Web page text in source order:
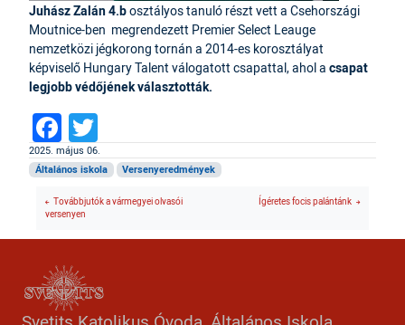
Juhász Zalán 4.bosztályos tanuló részt vett a Csehországi
Moutnice-ben megrendezett Premier Select Leauge
nemzetközi jégkorong tornán a 2014-es korosztályat
képviselő Hungary Talent válogatott csapattal, ahol a csapat
legjobb védőjének választották.
Facebook
2025. május 06.
Általános iskola Versenyeredmények
Továbbjutók a vármegyei olvasói
versenyen
Ígéretes focis palántánk